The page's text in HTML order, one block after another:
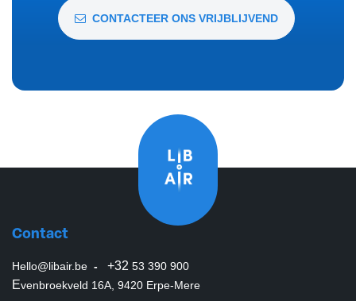
CONTACTEER ONS VRIJBLIJVEND
Contact
Hello@libair.be - +32 53 390 900
Evenbroekveld 16A, 9420 Erpe-Mere